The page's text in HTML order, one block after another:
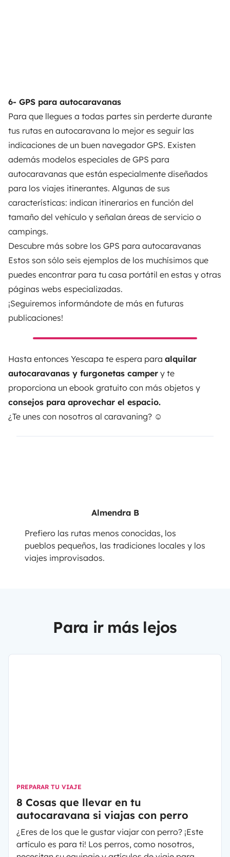
6- GPS para autocaravanas
Para que llegues a todas partes sin perderte durante
tus rutas en autocaravana lo mejor es seguir las
indicaciones de un buen navegador GPS. Existen
además modelos especiales de GPS para
autocaravanas que están especialmente diseñados
para los viajes itinerantes. Algunas de sus
características: indican itinerarios en función del
tamaño del vehículo y señalan áreas de servicio o
campings.
Descubre más sobre los GPS para autocaravanas
Estos son sólo seis ejemplos de los muchísimos que
puedes encontrar para tu casa portátil en estas y otras
páginas webs especializadas.
¡Seguiremos informándote de más en futuras
publicaciones!
Hasta entonces Yescapa te espera para alquilar
autocaravanas y furgonetas camper y te
proporciona un ebook gratuito con más objetos y
consejos para aprovechar el espacio.
¿Te unes con nosotros al caravaning? ☺
Almendra B
Prefiero las rutas menos conocidas, los
pueblos pequeños, las tradiciones locales y los
viajes improvisados.
Para ir más lejos
PREPARAR TU VIAJE
8 Cosas que llevar en tu
autocaravana si viajas con perro
¿Eres de los que le gustar viajar con perro? ¡Este
artículo es para ti! Los perros, como nosotros,